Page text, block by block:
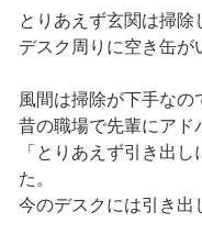
とりあえず玄関は掃除
デスク周りに空き缶が
風間は掃除が下手なの
昔の職場で先輩にアド
「とりあえず引き出
た。
今のデスクには引き出